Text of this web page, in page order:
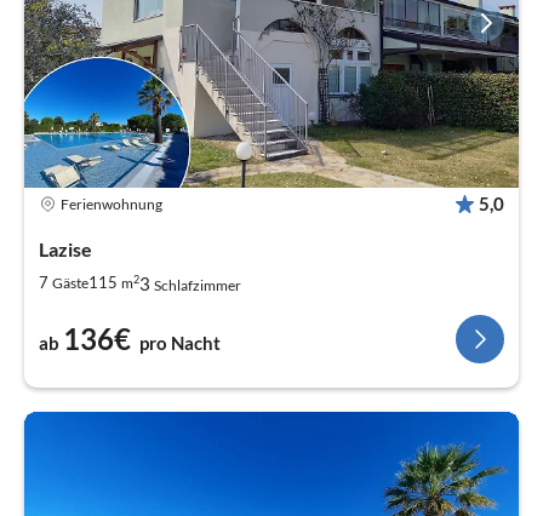
Ferienwohnung 5,0
Lazise
7 Gäste115 m23 Schlafzimmer
ab 136€ pro Nacht